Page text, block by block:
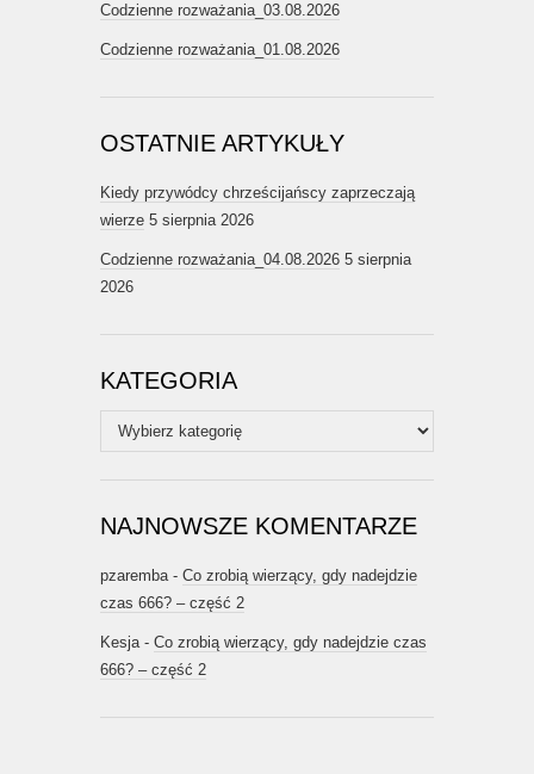
Codzienne rozważania_03.08.2026
Codzienne rozważania_01.08.2026
OSTATNIE ARTYKUŁY
Kiedy przywódcy chrześcijańscy zaprzeczają
wierze 5 sierpnia 2026
Codzienne rozważania_04.08.2026 5 sierpnia
2026
KATEGORIA
Kategoria
NAJNOWSZE KOMENTARZE
pzaremba- Co zrobią wierzący, gdy nadejdzie
czas 666? – część 2
Kesja- Co zrobią wierzący, gdy nadejdzie czas
666? – część 2